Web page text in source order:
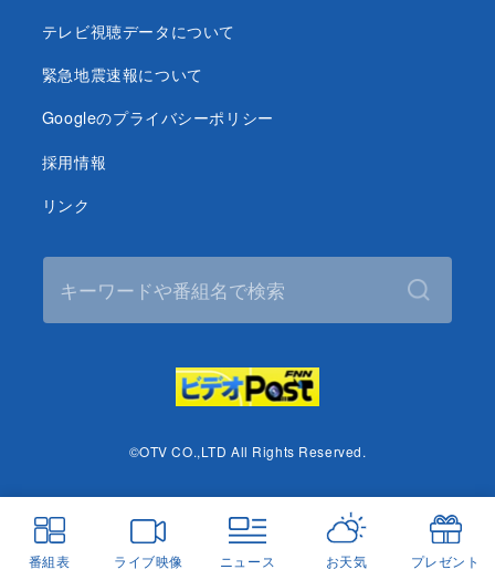
番組表 ライブ映像 ニュース お天気 プレゼント
テレビ視聴データについて
緊急地震速報について
Googleのプライバシーポリシー
採用情報
リンク
©OTV CO.,LTD All Rights Reserved.